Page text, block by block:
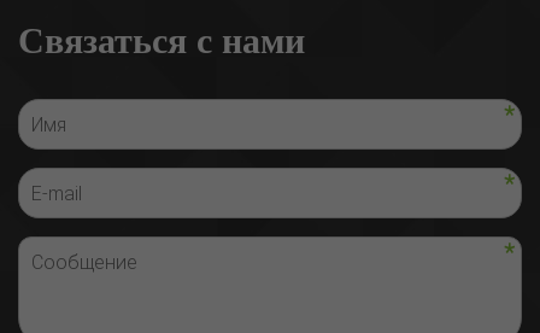
Связаться с нами